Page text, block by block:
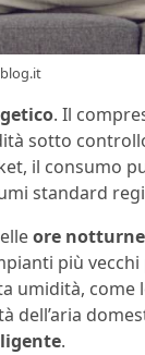
. Il
sotto
il consumo
standard
ore notturne
più
umidità, come
.